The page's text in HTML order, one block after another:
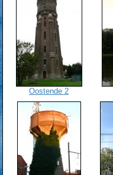
Oostende 2